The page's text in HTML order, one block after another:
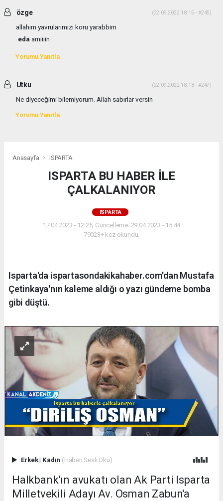
özge (22.09.2022 18:15 - #245)
allahım yavrularımızı koru yarabbim
eda amiiiin
Yorumu Yanıtla
Utku (22.09.2022 18:18 - #247)
Ne diyeceğimi bilemiyorum. Allah sabırlar versin
Yorumu Yanıtla
Anasayfa ISPARTA
ISPARTA BU HABER İLE
ÇALKALANIYOR
ISPARTA
17.04.2023 - 12:25, Güncelleme: 29.04.2023 - 15:44
79023+ kez okundu.
Isparta'da ispartasondakikahaber.com'dan Mustafa
Çetinkaya'nın kaleme aldığı o yazı gündeme bomba
gibi düştü.
Erkek| Kadın (Haberi Sesli Oku)
Halkbank'ın avukatı olan Ak Parti Isparta
Milletvekili Adayı Av. Osman Zabun'a